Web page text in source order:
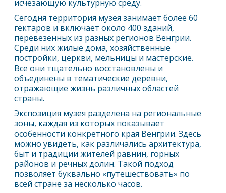
исчезающую культурную среду.
Сегодня территория музея занимает более 60
гектаров и включает около 400 зданий,
перевезенных из разных регионов Венгрии.
Среди них жилые дома, хозяйственные
постройки, церкви, мельницы и мастерские.
Все они тщательно восстановлены и
объединены в тематические деревни,
отражающие жизнь различных областей
страны.
Экспозиция музея разделена на региональные
зоны, каждая из которых показывает
особенности конкретного края Венгрии. Здесь
можно увидеть, как различались архитектура,
быт и традиции жителей равнин, горных
районов и речных долин. Такой подход
позволяет буквально «путешествовать» по
всей стране за несколько часов.